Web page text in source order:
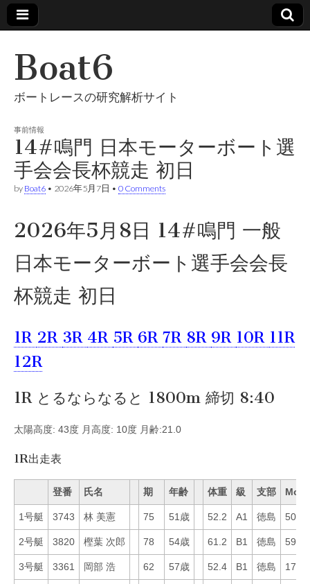
Boat6
ボートレースの研究解析サイト
事前情報
14#鳴門 日本モーターボート選
手会会長杯競走 初日
by Boat6 • 2026年5月7日 • 0 Comments
2026年5月8日 14#鳴門 一般
日本モーターボート選手会会長
杯競走 初日
1R 2R 3R 4R 5R 6R 7R 8R 9R 10R 11R
12R
1R とるならなると 1800m 締切 8:40
太陽高度: 43度 月高度: 10度 月齢:21.0
1R出走表
登番 氏名 期 年齢 体重 級 支部 Mo
1号艇 3743 林 美憲 75 51歳 52.2 A1 徳島 50
2号艇 3820 樫葉 次郎 78 54歳 61.2 B1 徳島 59
3号艇 3361 岡部 浩 62 57歳 52.4 B1 徳島 17